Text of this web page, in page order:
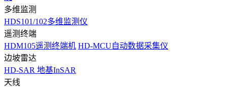
多维监测
HDS101/102多维监测仪
遥测终端
HDM105遥测终端机 HD-MCU自动数据采集仪
边坡雷达
HD-SAR 地基InSAR
天线